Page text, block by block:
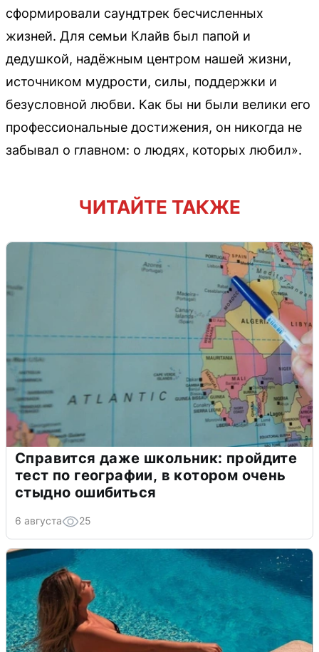
сформировали саундтрек бесчисленных
жизней. Для семьи Клайв был папой и
дедушкой, надёжным центром нашей жизни,
источником мудрости, силы, поддержки и
безусловной любви. Как бы ни были велики его
профессиональные достижения, он никогда не
забывал о главном: о людях, которых любил».
ЧИТАЙТЕ ТАКЖЕ
Справится даже школьник: пройдите
тест по географии, в котором очень
стыдно ошибиться
6 августа 25